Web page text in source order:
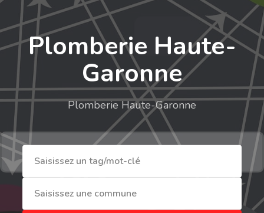
Plomberie Haute-
Garonne
Plomberie Haute-Garonne